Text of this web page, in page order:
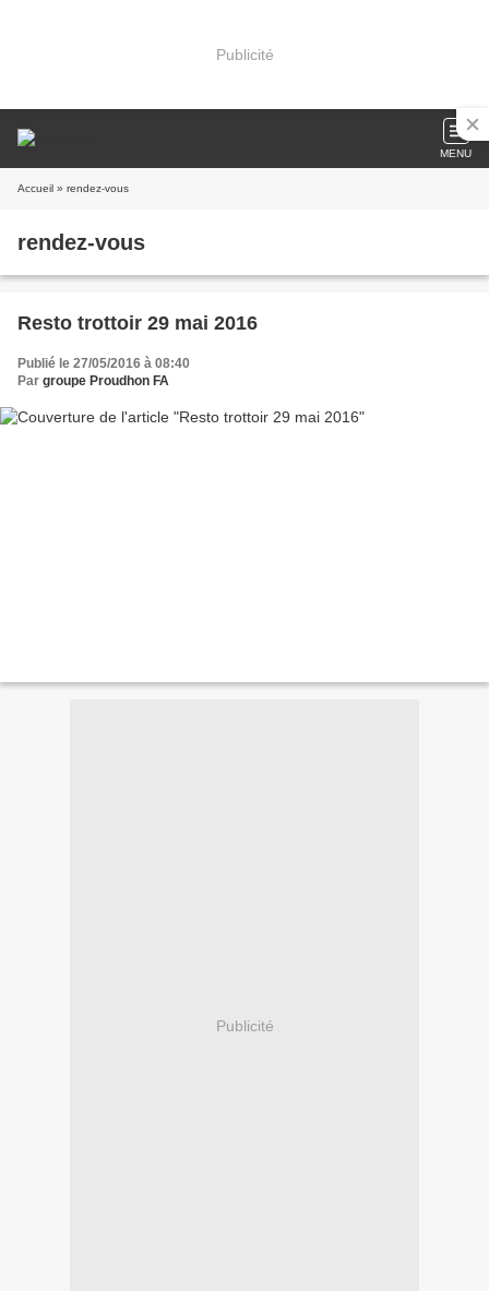
Publicité
MENU
Accueil » rendez-vous
rendez-vous
Resto trottoir 29 mai 2016
Publié le 27/05/2016 à 08:40
Par groupe Proudhon FA
Publicité